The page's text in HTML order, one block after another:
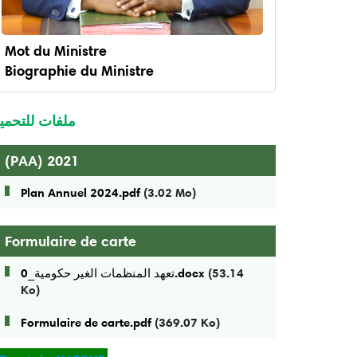
Mot du Ministre
Biographie du Ministre
ملفات
(PAA) 2021
Plan Annuel 2024.pdf (3.02 Mo)
Formulaire de carte
تعهد المنظمات الغير حكومية_0.docx (53.14
Ko)
Formulaire de carte.pdf (369.07 Ko)
ministre des affaires
participe à une
sur les dangers de
Affaires étrangères souligne
dans le développement